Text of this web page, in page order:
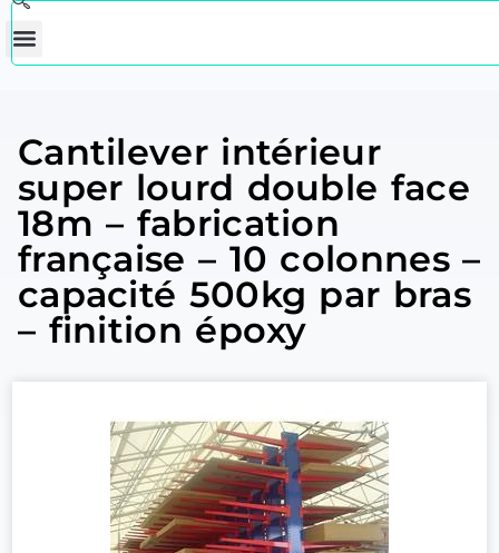
Cantilever intérieur
super lourd double face
18m – fabrication
française – 10 colonnes –
capacité 500kg par bras
– finition époxy